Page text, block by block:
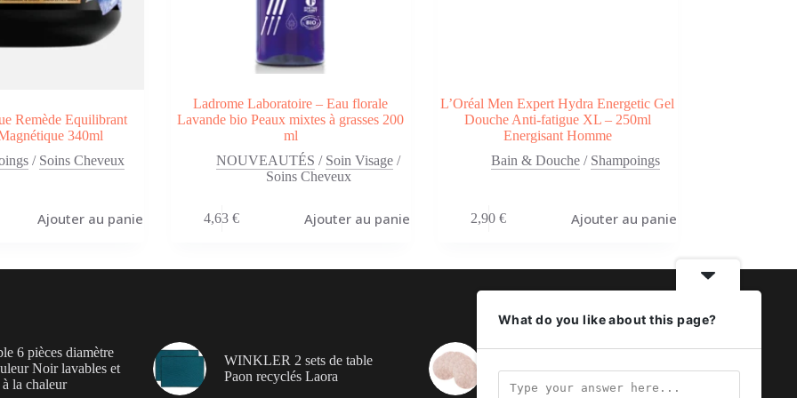
Remède Equilibrant
340ml
/ Soins Cheveux
Ajouter au panier
Ladrome Laboratoire – Eau florale
Lavande bio Peaux mixtes à grasses 200
ml
NOUVEAUTÉS / Soin Visage /
Soins Cheveux
4,63€ Ajouter au panier
L’Oréal Men Expert Hydra Energetic Gel
Douche Anti-fatigue XL – 250ml
Energisant Homme
Bain & Douche/ Shampoings
2,90€ Ajouter au panier
6 pièces diamètre
Noir lavables et
à la chaleur
WINKLER 2 sets de table
Paon recyclés Laora
Lot de 6 sets de table lavables
et imperméables – Rose gold
en pvc
What do you like about this page?